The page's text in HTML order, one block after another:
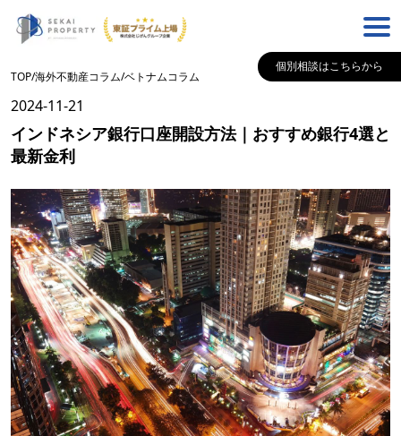
個別相談はこちらから
TOP/海外不動産コラム/ベトナムコラム
2024-11-21
インドネシア銀行口座開設方法｜おすすめ銀行4選と
最新金利